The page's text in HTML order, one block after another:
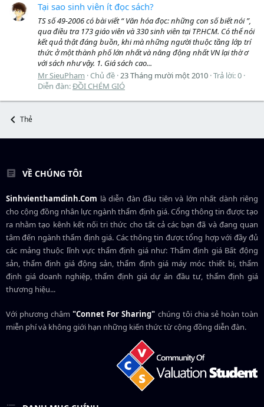
Tại sao sinh viên ít đọc sách?
TS số 49-2006 có bài viết “ Văn hóa đọc: những con số biết nói ”,
qua điều tra 173 giáo viên và 330 sinh viên tại TP.HCM. Có thể nói
kết quả thật đáng buồn, khi mà những người thuộc tầng lớp trí
thức ở một thành phố lớn nhất và năng động nhất VN lại thờ ơ
với sách như vậy. 1. Giá sách cao...
Mr SieuPham Chủ đề 23 Tháng mười một 2010 Trả lời: 0
Diễn đàn:ĐỒI CHÉM GIÓ
Thẻ
VỀ CHÚNG TÔI
Sinhvienthamdinh.Com là diễn đàn đầu tiên và lớn nhất dành riêng
cho cộng đồng nhân lực ngànhthẩm định giá. Cổng thông tin được tạo
ra nhằm tạo kênh kết nối tri thức cho tất cả các bạn đã và đang quan
tâm đến ngành thẩm định giá. Các thông tin được tổng hợp với đầy đủ
các mảng thuộc lĩnh vực thẩm định giá như: Thẩm định giá Bất động
sản, thẩm định giá động sản, thẩm định giá máy móc thiết bị, thẩm
định giá doanh nghiệp, thẩm định giá dự án đầu tư, thẩm định giá
thương hiệu...
Với phương châm"Connet For Sharing" chúng tôi chia sẻ hoàn toàn
miễn phí và không giới hạn những kiến thức từ cộng đồng diễn đàn.